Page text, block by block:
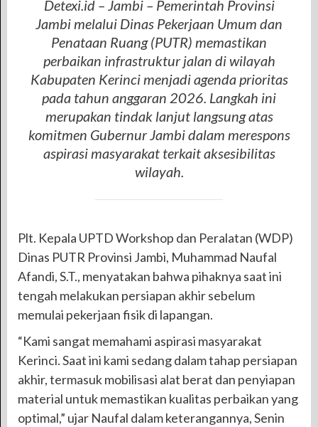
Detexi.id – Jambi – Pemerintah Provinsi
Jambi melalui Dinas Pekerjaan Umum dan
Penataan Ruang (PUTR) memastikan
perbaikan infrastruktur jalan di wilayah
Kabupaten Kerinci menjadi agenda prioritas
pada tahun anggaran 2026. Langkah ini
merupakan tindak lanjut langsung atas
komitmen Gubernur Jambi dalam merespons
aspirasi masyarakat terkait aksesibilitas
wilayah.
​Plt. Kepala UPTD Workshop dan Peralatan (WDP)
Dinas PUTR Provinsi Jambi, Muhammad Naufal
Afandi, S.T., menyatakan bahwa pihaknya saat ini
tengah melakukan persiapan akhir sebelum
memulai pekerjaan fisik di lapangan.
“Kami sangat memahami aspirasi masyarakat
Kerinci. Saat ini kami sedang dalam tahap persiapan
akhir, termasuk mobilisasi alat berat dan penyiapan
material untuk memastikan kualitas perbaikan yang
optimal,” ujar Naufal dalam keterangannya, Senin